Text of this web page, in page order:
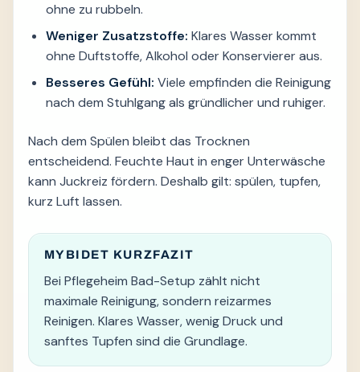
ohne zu rubbeln.
Weniger Zusatzstoffe: Klares Wasser kommt
ohne Duftstoffe, Alkohol oder Konservierer aus.
Besseres Gefühl: Viele empfinden die Reinigung
nach dem Stuhlgang als gründlicher und ruhiger.
Nach dem Spülen bleibt das Trocknen
entscheidend. Feuchte Haut in enger Unterwäsche
kann Juckreiz fördern. Deshalb gilt: spülen, tupfen,
kurz Luft lassen.
MYBIDET KURZFAZIT
Bei Pflegeheim Bad-Setup zählt nicht
maximale Reinigung, sondern reizarmes
Reinigen. Klares Wasser, wenig Druck und
sanftes Tupfen sind die Grundlage.